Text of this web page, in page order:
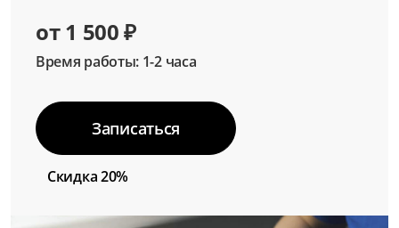
от 1 500 ₽
Время работы: 1-2 часа
Записаться
Скидка 20%